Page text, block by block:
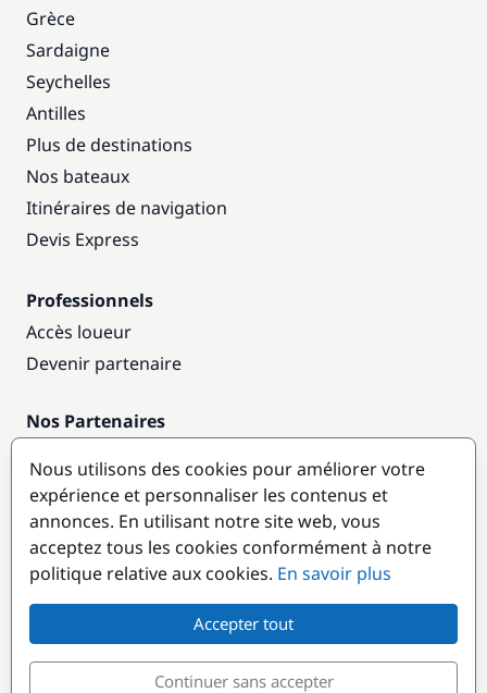
Grèce
Sardaigne
Seychelles
Antilles
Plus de destinations
Nos bateaux
Itinéraires de navigation
Devis Express
Professionnels
Accès loueur
Devenir partenaire
Nos Partenaires
Destinations populaires
Nous utilisons des cookies pour améliorer votre
expérience et personnaliser les contenus et
annonces. En utilisant notre site web, vous
acceptez tous les cookies conformément à notre
politique relative aux cookies. En savoir plus
Accepter tout
Continuer sans accepter